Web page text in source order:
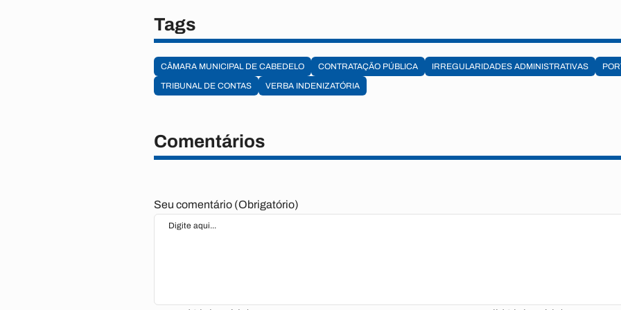
Tags
CÂMARA MUNICIPAL DE CABEDELO CONTRATAÇÃO PÚBLICA IRREGULARIDADES ADMINISTRATIVAS
TRIBUNAL DE CONTAS
VERBA INDENIZATÓRIA
Comentários
Seu comentário (Obrigatório)